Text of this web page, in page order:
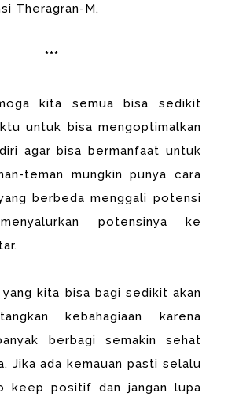
Theragran-M.
***
kita semua bisa sedikit
untuk bisa mengoptimalkan
agar bisa bermanfaat untuk
teman mungkin punya cara
berbeda menggali potensi
potensinya ke
yang kita bisa bagi sedikit akan
kebahagiaan karena
berbagi semakin sehat
Jika ada kemauan pasti selalu
keep positif dan jangan lupa